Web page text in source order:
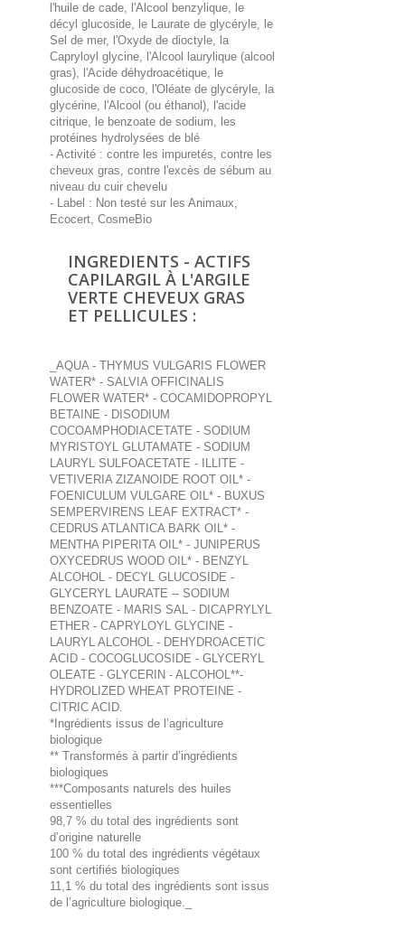
l'huile de cade, l'Alcool benzylique, le
décyl glucoside, le Laurate de glycéryle, le
Sel de mer, l'Oxyde de dioctyle, la
Capryloyl glycine, l'Alcool laurylique (alcool
gras), l'Acide déhydroacétique, le
glucoside de coco, l'Oléate de glycéryle, la
glycérine, l'Alcool (ou éthanol), l'acide
citrique, le benzoate de sodium, les
protéines hydrolysées de blé
- Activité : contre les impuretés, contre les
cheveux gras, contre l'excès de sébum au
niveau du cuir chevelu
- Label : Non testé sur les Animaux,
Ecocert, CosmeBio
INGREDIENTS - ACTIFS
CAPILARGIL À L'ARGILE
VERTE CHEVEUX GRAS
ET PELLICULES :
_AQUA - THYMUS VULGARIS FLOWER
WATER* - SALVIA OFFICINALIS
FLOWER WATER* - COCAMIDOPROPYL
BETAINE - DISODIUM
COCOAMPHODIACETATE - SODIUM
MYRISTOYL GLUTAMATE - SODIUM
LAURYL SULFOACETATE - ILLITE -
VETIVERIA ZIZANOIDE ROOT OIL* -
FOENICULUM VULGARE OIL* - BUXUS
SEMPERVIRENS LEAF EXTRACT* -
CEDRUS ATLANTICA BARK OIL* -
MENTHA PIPERITA OIL* - JUNIPERUS
OXYCEDRUS WOOD OIL* - BENZYL
ALCOHOL - DECYL GLUCOSIDE -
GLYCERYL LAURATE -- SODIUM
BENZOATE - MARIS SAL - DICAPRYLYL
ETHER - CAPRYLOYL GLYCINE -
LAURYL ALCOHOL - DEHYDROACETIC
ACID - COCOGLUCOSIDE - GLYCERYL
OLEATE - GLYCERIN - ALCOHOL**-
HYDROLIZED WHEAT PROTEINE -
CITRIC ACID.
*Ingrédients issus de l’agriculture
biologique
** Transformés à partir d’ingrédients
biologiques
***Composants naturels des huiles
essentielles
98,7 % du total des ingrédients sont
d’origine naturelle
100 % du total des ingrédients végétaux
sont certifiés biologiques
11,1 % du total des ingrédients sont issus
de l’agriculture biologique._